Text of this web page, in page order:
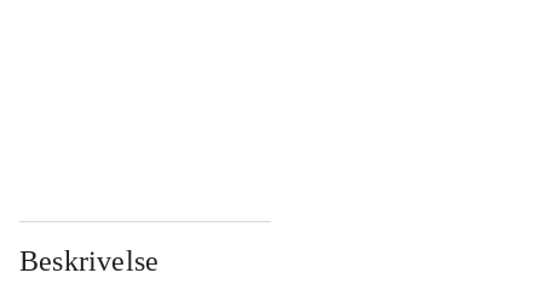
Beskrivelse